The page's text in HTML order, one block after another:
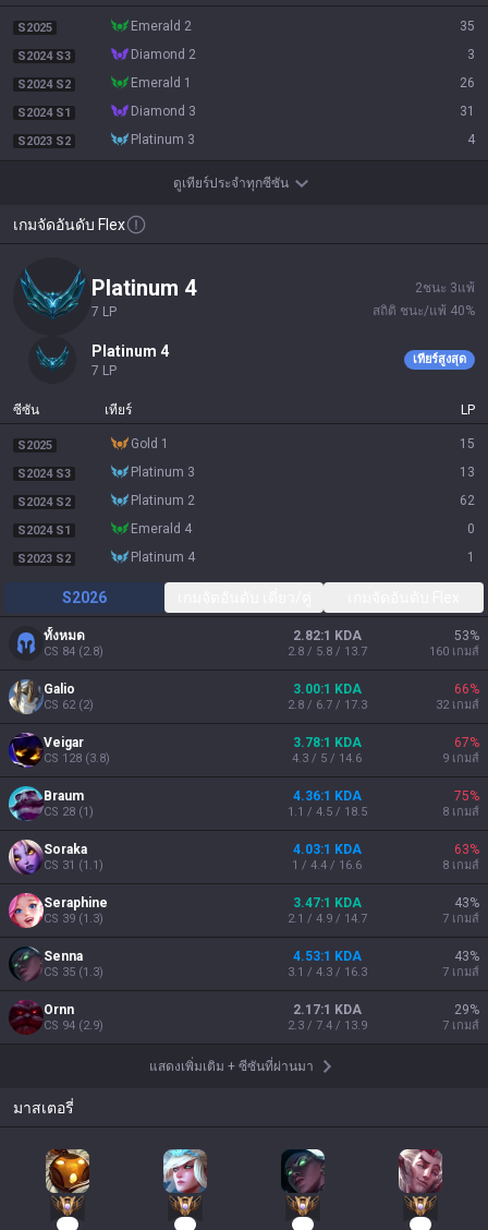
S2025 emerald 2 35
S2024 S3 diamond 2 3
S2024 S2 emerald 1 26
S2024 S1 diamond 3 31
S2023 S2 platinum 3 4
ดูเทียร์ประจำทุกซีซัน
เกมจัดอันดับ Flex
platinum 4
7 LP
2ชนะ 3แพ้
สถิติ ชนะ/แพ้ 40%
platinum 4
7 LP
เทียร์สูงสุด
ซีซัน เทียร์ LP
S2025 gold 1 15
S2024 S3 platinum 3 13
S2024 S2 platinum 2 62
S2024 S1 emerald 4 0
S2023 S2 platinum 4 1
S2026
ทั้งหมด
CS 84 (2.8)
2.82:1 KDA
2.8 / 5.8 / 13.7
53%
160 เกมส์
Galio
CS 62(2)
3.00:1 KDA
2.8 / 6.7 / 17.3
66%
32 เกมส์
Veigar
CS 128 (3.8)
3.78:1 KDA
4.3 / 5 / 14.6
67%
9 เกมส์
Braum
CS 28 (1)
4.36:1 KDA
1.1 / 4.5 / 18.5
75%
8 เกมส์
Soraka
CS 31 (1.1)
4.03:1 KDA
1 / 4.4 / 16.6
63%
8 เกมส์
Seraphine
CS 39 (1.3)
3.47:1 KDA
2.1 / 4.9 / 14.7
43%
7 เกมส์
Senna
CS 35 (1.3)
4.53:1 KDA
3.1 / 4.3 / 16.3
43%
7 เกมส์
Ornn
CS 94 (2.9)
2.17:1 KDA
2.3 / 7.4 / 13.9
29%
7 เกมส์
แสดงเพิ่มเติม + ซีซันที่ผ่านมา
มาสเตอรี่